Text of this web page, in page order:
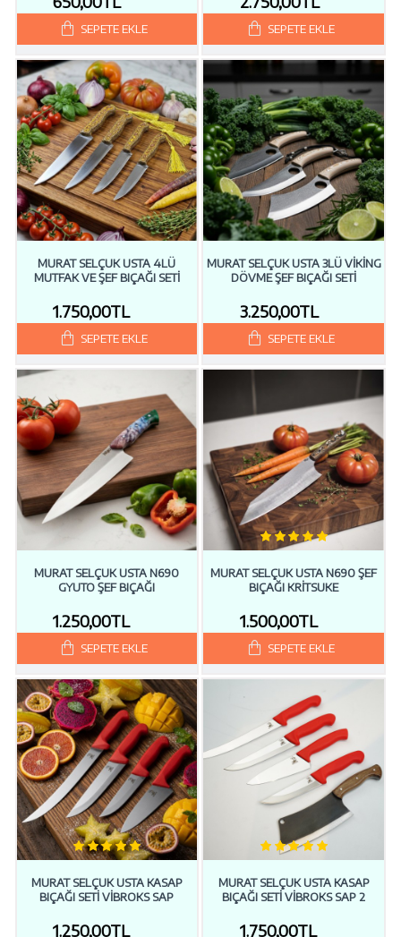
SEPETE EKLE SEPETE EKLE
MURAT SELÇUK USTA 4LÜ
MUTFAK VE ŞEF BIÇAĞI SETİ
1.750,00TL
SEPETE EKLE
MURAT SELÇUK USTA 3LÜ VİKİNG
DÖVME ŞEF BIÇAĞI SETİ
3.250,00TL
SEPETE EKLE
MURAT SELÇUK USTA N690
GYUTO ŞEF BIÇAĞI
1.250,00TL
SEPETE EKLE
MURAT SELÇUK USTA N690 ŞEF
BIÇAĞI KRITSUKE
1.500,00TL
SEPETE EKLE
MURAT SELÇUK USTA KASAP
BIÇAĞI SETI VIBROKS SAP
1.250,00TL
MURAT SELÇUK USTA KASAP
BIÇAĞI SETI VIBROKS SAP 2
1.750,00TL